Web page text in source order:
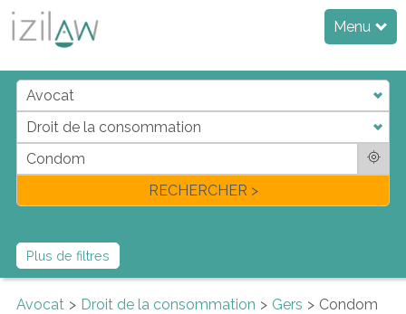
Menu
jdadi
fl
RECHERCHER >
Plus de filtres
Avocat Droit de la consommation Gers Condom